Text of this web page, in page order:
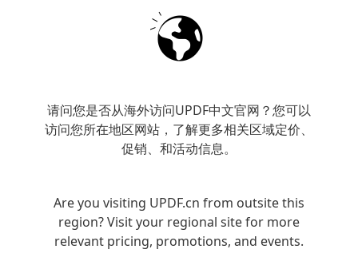
请问您是否从海外访问UPDF中文官网？您可以
访问您所在地区网站，了解更多相关区域定价、
促销、和活动信息。
Are you visiting UPDF.cn from outsite this
region? Visit your regional site for more
relevant pricing, promotions, and events.
能力，将筛选结论直接嵌入文献之中，例如通
过高亮、批注或标签标记文献角色，从而实现
“文献即记录”，避免信息分散在多个工具之间。